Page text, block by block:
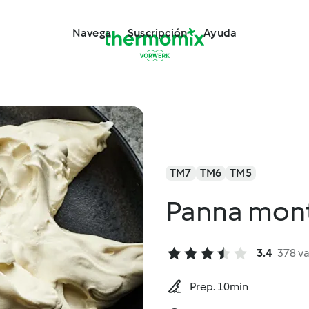
Navega Suscripción Ayuda
TM7 TM6 TM5
Panna
3.4 378
Prep. 10min